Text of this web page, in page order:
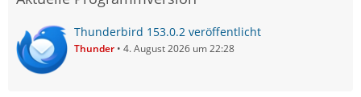
Thunderbird 153.0.2 veröffentlicht
Thunder 4. August 2026 um 22:28